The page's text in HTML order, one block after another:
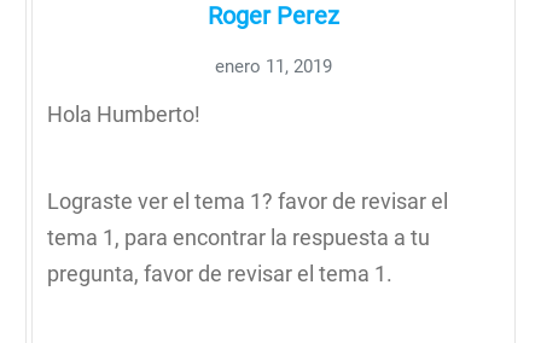
Roger Perez
enero 11, 2019
Hola Humberto!
Lograste ver el tema 1? favor de revisar el
tema 1, para encontrar la respuesta a tu
pregunta, favor de revisar el tema 1.